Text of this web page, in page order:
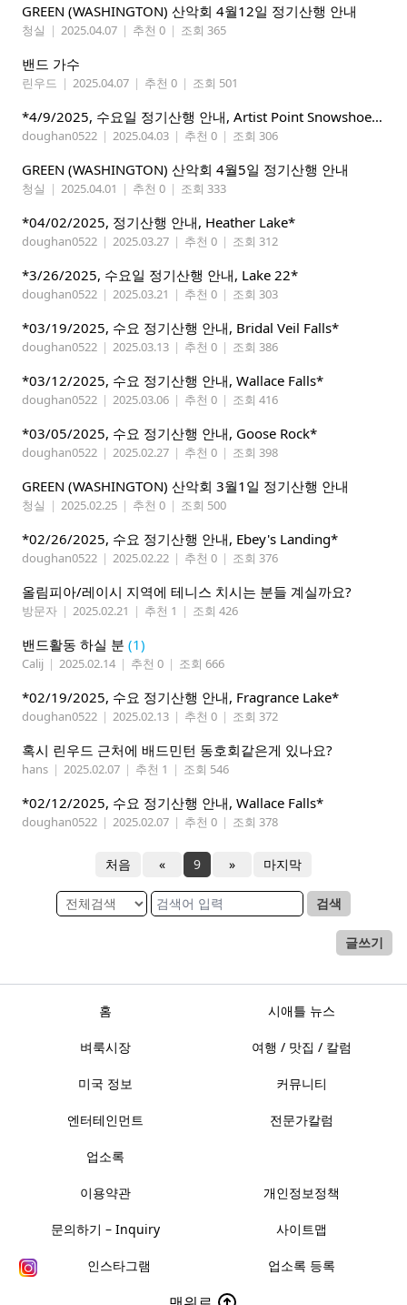
GREEN (WASHINGTON) 산악회 4월12일 정기산행 안내
청실 | 2025.04.07 | 추천 0 | 조회 365
밴드 가수
린우드 | 2025.04.07 | 추천 0 | 조회 501
*4/9/2025, 수요일 정기산행 안내, Artist Point Snowshoeing*
doughan0522 | 2025.04.03 | 추천 0 | 조회 306
GREEN (WASHINGTON) 산악회 4월5일 정기산행 안내
청실 | 2025.04.01 | 추천 0 | 조회 333
*04/02/2025, 정기산행 안내, Heather Lake*
doughan0522 | 2025.03.27 | 추천 0 | 조회 312
*3/26/2025, 수요일 정기산행 안내, Lake 22*
doughan0522 | 2025.03.21 | 추천 0 | 조회 303
*03/19/2025, 수요 정기산행 안내, Bridal Veil Falls*
doughan0522 | 2025.03.13 | 추천 0 | 조회 386
*03/12/2025, 수요 정기산행 안내, Wallace Falls*
doughan0522 | 2025.03.06 | 추천 0 | 조회 416
*03/05/2025, 수요 정기산행 안내, Goose Rock*
doughan0522 | 2025.02.27 | 추천 0 | 조회 398
GREEN (WASHINGTON) 산악회 3월1일 정기산행 안내
청실 | 2025.02.25 | 추천 0 | 조회 500
*02/26/2025, 수요 정기산행 안내, Ebey's Landing*
doughan0522 | 2025.02.22 | 추천 0 | 조회 376
올림피아/레이시 지역에 테니스 치시는 분들 계실까요?
방문자 | 2025.02.21 | 추천 1 | 조회 426
밴드활동 하실 분 (1)
Calij | 2025.02.14 | 추천 0 | 조회 666
*02/19/2025, 수요 정기산행 안내, Fragrance Lake*
doughan0522 | 2025.02.13 | 추천 0 | 조회 372
혹시 린우드 근처에 배드민턴 동호회같은게 있나요?
hans | 2025.02.07 | 추천 1 | 조회 546
*02/12/2025, 수요 정기산행 안내, Wallace Falls*
doughan0522 | 2025.02.07 | 추천 0 | 조회 378
처음 « 9 » 마지막
검색
글쓰기
홈 시애틀 뉴스
벼룩시장 여행 / 맛집 / 칼럼
미국 정보 커뮤니티
엔터테인먼트 전문가칼럼
업소록
이용약관 개인정보정책
문의하기 – Inquiry 사이트맵
인스타그램 업소록 등록